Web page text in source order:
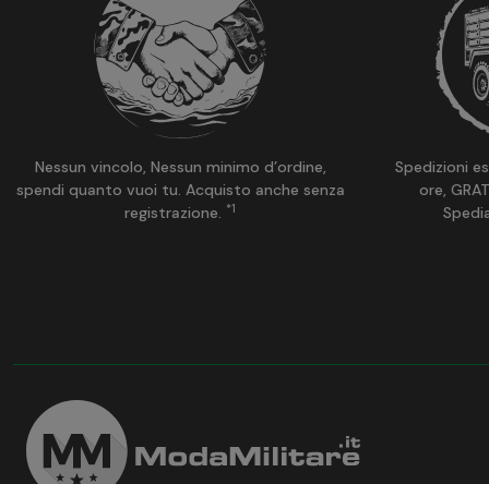
Nessun vincolo, Nessun minimo d’ordine,
spendi quanto vuoi tu. Acquisto anche senza
registrazione. *1
Spedizioni
ore,